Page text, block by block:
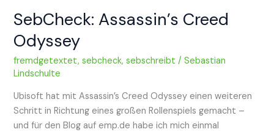
SebCheck: Assassin’s Creed
Odyssey
fremdgetextet,sebcheck,sebschreibt /Sebastian
Lindschulte
Ubisoft hat mit Assassin’s Creed Odyssey einen weiteren
Schritt in Richtung eines großen Rollenspiels gemacht –
und für den Blog auf emp.de habe ich mich einmal